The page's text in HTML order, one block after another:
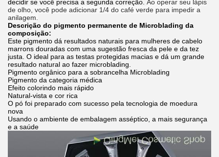
decidir se você precisa a segunda correção. Ao operar seu lápis
de olho, você pode adicionar 1/4 do café verde para impedir a
anilagem.
Descrição do pigmento permanente de Microblading da
composição:
Este pigmento dá resultados naturais para mulheres de cabelo
marrons douradas com uma sugestão fresca da pele e da tez
justa. O ideal para as testas protegidas macias e dá um grande
resultado natural ao fazer microblading.
Pigmento orgânico para a sobrancelha Microblading
Pigmento da categoria médica
Efeito colorindo mais rápido
Natural-vista e cor rica
O pó foi preparado com sucesso pela tecnologia de moedura
nova
Usando o ambiente de embalagem asséptico, a mais segurança
e a saúde